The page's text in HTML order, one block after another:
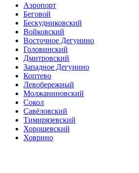
Аэропорт
Беговой
Бескудниковский
Войковский
Восточное Дегунино
Головинский
Дмитровский
Западное Дегунино
Коптево
Левобережный
Молжаниновский
Сокол
Савёловский
Тимирязевский
Хорошевский
Ховрино